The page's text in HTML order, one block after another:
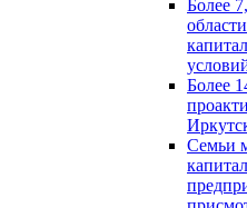
Более
Более
Семьи